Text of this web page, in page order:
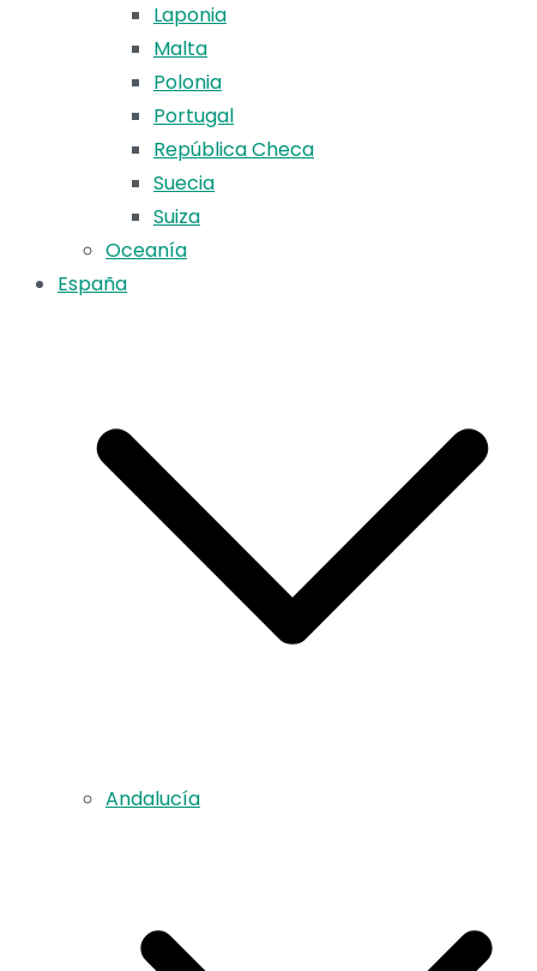
Laponia
Malta
Polonia
Portugal
República Checa
Suecia
Suiza
Oceanía
España
Andalucía